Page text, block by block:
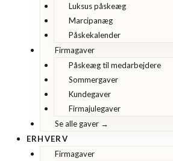
Luksus påskeæg
Marcipanæg
Påskekalender
Firmagaver
Påskeæg til medarbejdere
Sommergaver
Kundegaver
Firmajulegaver
Se alle gaver →
ERHVERV
Firmagaver